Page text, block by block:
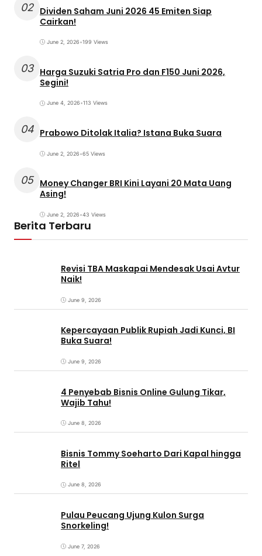
02 Dividen Saham Juni 2026 45 Emiten Siap
Cairkan!
June 2, 2026•199 Views
03 Harga Suzuki Satria Pro dan F150 Juni 2026,
Segini!
June 4, 2026•113 Views
04 Prabowo Ditolak Italia? Istana Buka Suara
June 2, 2026•65 Views
05 Money Changer BRI Kini Layani 20 Mata Uang
Asing!
June 2, 2026•43 Views
Berita Terbaru
Revisi TBA Maskapai Mendesak Usai Avtur
Naik!
June 9, 2026
Kepercayaan Publik Rupiah Jadi Kunci, BI
Buka Suara!
June 9, 2026
4 Penyebab Bisnis Online Gulung Tikar,
Wajib Tahu!
June 8, 2026
Bisnis Tommy Soeharto Dari Kapal hingga
Ritel
June 8, 2026
Pulau Peucang Ujung Kulon Surga
Snorkeling!
June 7, 2026